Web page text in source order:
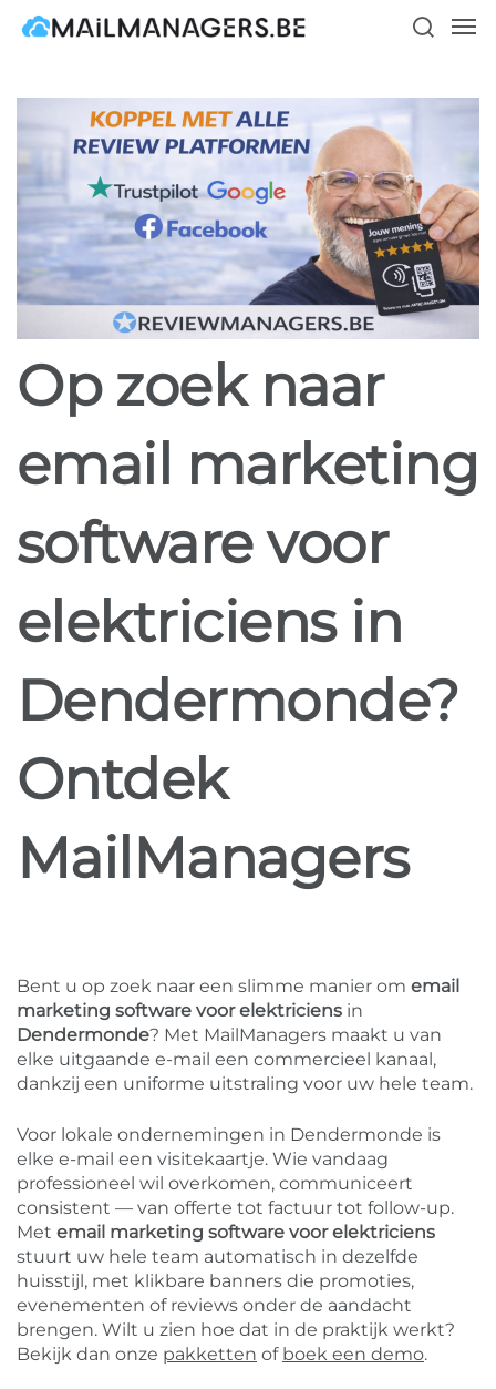
Skip
Op zoek naar
email marketing
software voor
elektriciens in
Dendermonde?
Ontdek
MailManagers
Bent u op zoek naar een slimme manier om email
marketing software voor elektriciens in
Dendermonde? Met MailManagers maakt u van
elke uitgaande e-mail een commercieel kanaal,
dankzij een uniforme uitstraling voor uw hele team.
Voor lokale ondernemingen in Dendermonde is
elke e-mail een visitekaartje. Wie vandaag
professioneel wil overkomen, communiceert
consistent — van offerte tot factuur tot follow-up.
Met email marketing software voor elektriciens
stuurt uw hele team automatisch in dezelfde
huisstijl, met klikbare banners die promoties,
evenementen of reviews onder de aandacht
brengen. Wilt u zien hoe dat in de praktijk werkt?
Bekijk dan onze pakketten of boek een demo.